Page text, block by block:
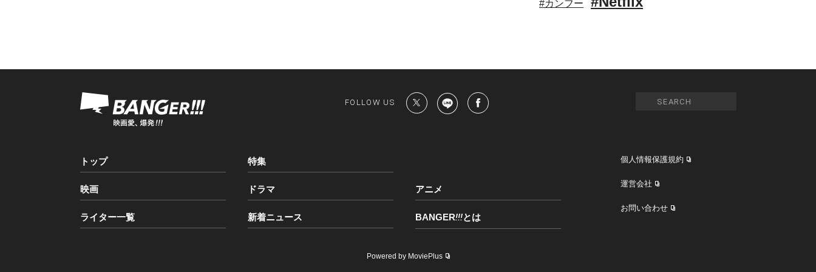
#カンフー
FOLLOW US
トップ 特集
映画 ドラマ アニメ
ライター一覧 新着ニュース BANGER!!!とは
個人情報保護規約
運営会社
お問い合わせ
Powered by MoviePlus